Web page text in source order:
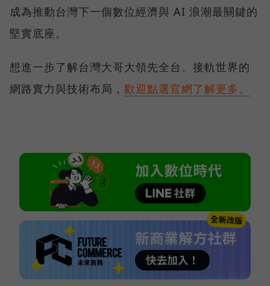
成為推動台灣下一個數位經濟與 AI 浪潮最關鍵的
堅實底座。
想進一步了解台灣大哥大領先全台、接軌世界的
網路實力與技術布局， 歡迎點選官網了解更多。